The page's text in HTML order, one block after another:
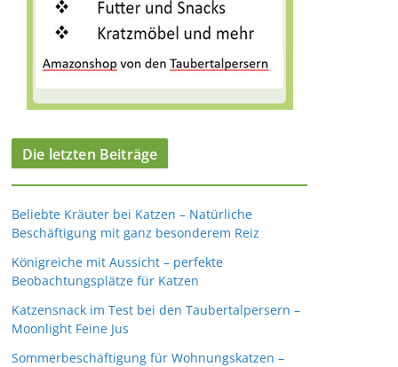
Die letzten Beiträge
Beliebte Kräuter bei Katzen – Natürliche
Beschäftigung mit ganz besonderem Reiz
Königreiche mit Aussicht – perfekte
Beobachtungsplätze für Katzen
Katzensnack im Test bei den Taubertalpersern –
Moonlight Feine Jus
Sommerbeschäftigung für Wohnungskatzen –